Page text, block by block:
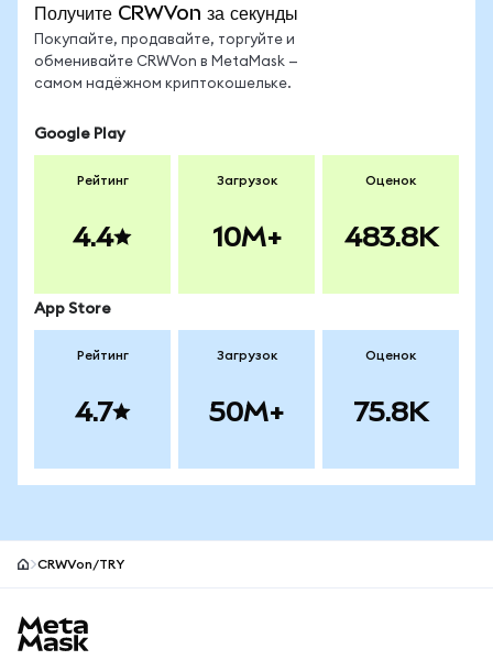
Получите CRWVon за секунды
Покупайте, продавайте, торгуйте и
обменивайте CRWVon в MetaMask —
самом надёжном криптокошельке.
Google Play
Рейтинг
4.4
Загрузок
10M+
Оценок
483.8K
App Store
Рейтинг
4.7
Загрузок
50M+
Оценок
75.8K
CRWVon/TRY